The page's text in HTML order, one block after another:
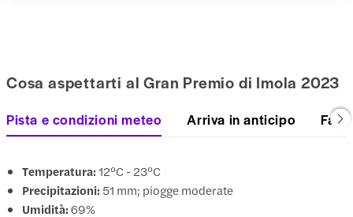
Cosa aspettarti al Gran Premio di Imola 2023
Pista e condizioni meteo Arriva in anticipo Fai
Temperatura:12°C - 23°C
Precipitazioni: 51 mm; piogge moderate
Umidità:69%